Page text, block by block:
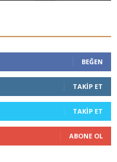
BEĞEN
TAKIP ET
TAKIP ET
ABONE OL